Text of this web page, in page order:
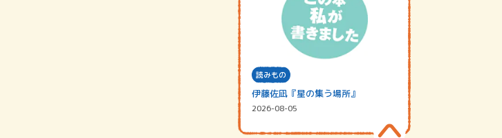
読みもの
伊藤佐凪『星の集う場所』
2026-08-05